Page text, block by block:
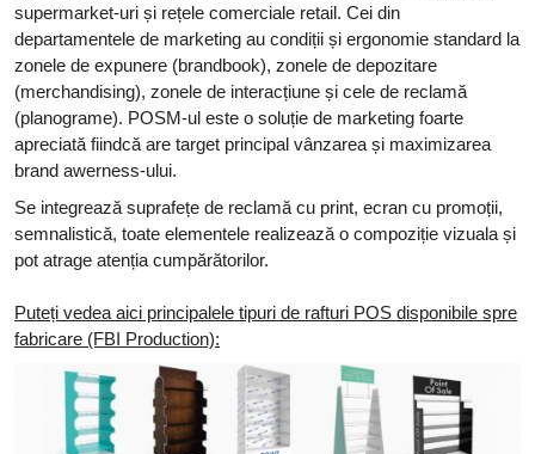
supermarket-uri și rețele comerciale retail. Cei din
departamentele de marketing au condiții și ergonomie standard la
zonele de expunere (brandbook), zonele de depozitare
(merchandising), zonele de interacțiune și cele de reclamă
(planograme). POSM-ul este o soluție de marketing foarte
apreciată fiindcă are target principal vânzarea și maximizarea
brand awerness-ului.
Se integrează suprafețe de reclamă cu print, ecran cu promoții,
semnalistică, toate elementele realizează o compoziție vizuala și
pot atrage atenția cumpărătorilor.
Puteți vedea aici principalele tipuri de rafturi POS disponibile spre
fabricare (FBI Production):